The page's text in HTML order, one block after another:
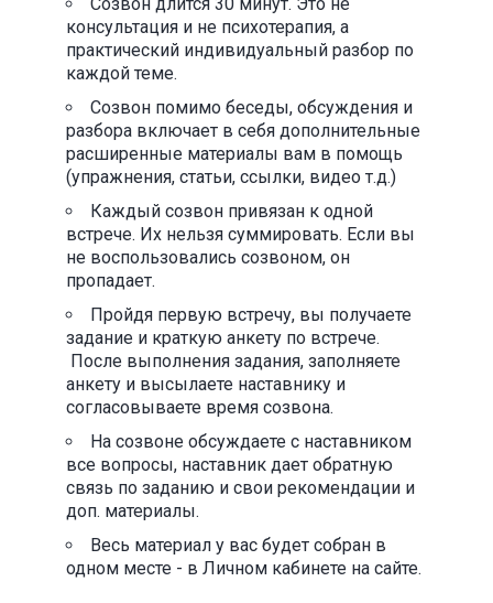
консультация и не психотерапия, а
практический индивидуальный разбор по
каждой теме.
Созвон помимо беседы, обсуждения и
разбора включает в себя дополнительные
расширенные материалы вам в помощь
(упражнения, статьи, ссылки, видео т.д.)
Каждый созвон привязан к одной
встрече. Их нельзя суммировать. Если вы
не воспользовались созвоном, он
пропадает.
Пройдя первую встречу, вы получаете
задание и краткую анкету по встрече.
После выполнения задания, заполняете
анкету и высылаете наставнику и
согласовываете время созвона.
На созвоне обсуждаете с наставником
все вопросы, наставник дает обратную
связь по заданию и свои рекомендации и
доп. материалы.
Весь материал у вас будет собран в
одном месте - в Личном кабинете на сайте.